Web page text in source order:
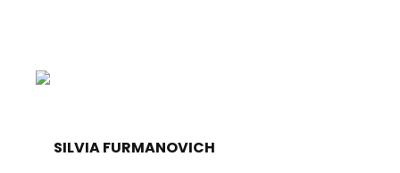
SILVIA FURMANOVICH